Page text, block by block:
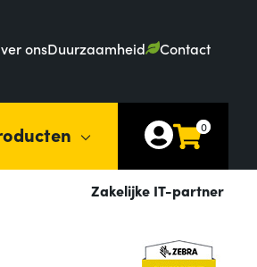
onsDuurzaamheid Contact
0
Zakelijke IT-partner